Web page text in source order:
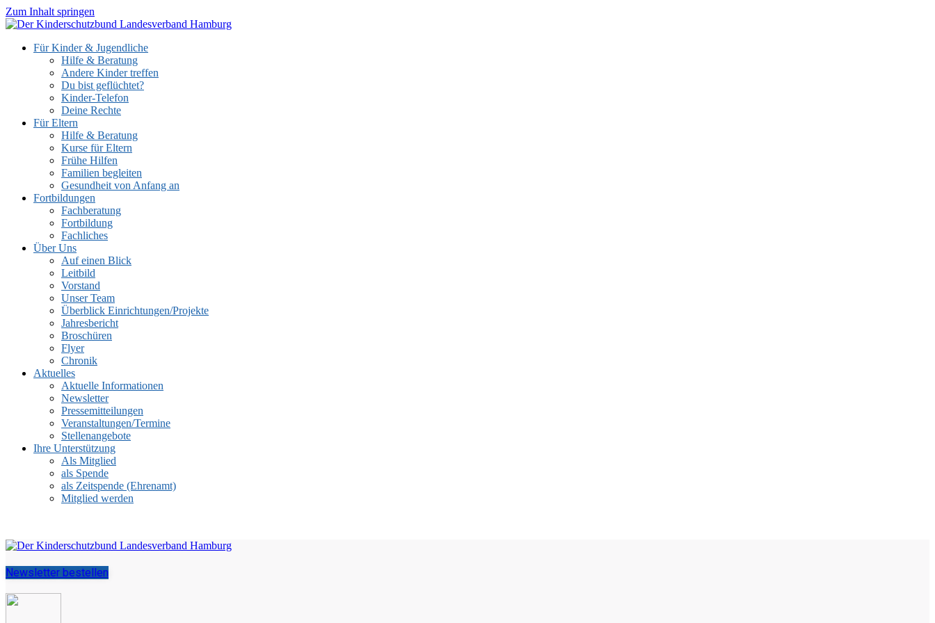
Zum Inhalt springen
Für Kinder & Jugendliche
Hilfe & Beratung
Andere Kinder treffen
Du bist geflüchtet?
Kinder-Telefon
Deine Rechte
Für Eltern
Hilfe & Beratung
Kurse für Eltern
Frühe Hilfen
Familien begleiten
Gesundheit von Anfang an
Fortbildungen
Fachberatung
Fortbildung
Fachliches
Über Uns
Auf einen Blick
Leitbild
Vorstand
Unser Team
Überblick Einrichtungen/Projekte
Jahresbericht
Broschüren
Flyer
Chronik
Aktuelles
Aktuelle Informationen
Newsletter
Pressemitteilungen
Veranstaltungen/Termine
Stellenangebote
Ihre Unterstützung
Als Mitglied
als Spende
als Zeitspende (Ehrenamt)
Mitglied werden
Newsletter bestellen